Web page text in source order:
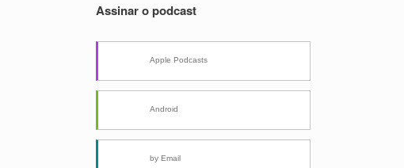
Assinar o podcast
Apple Podcasts
Android
by Email